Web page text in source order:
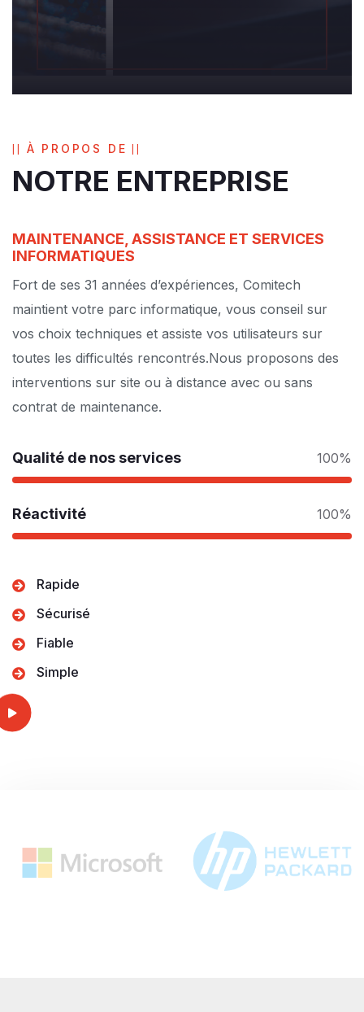
À PROPOS DE
NOTRE ENTREPRISE
MAINTENANCE, ASSISTANCE ET SERVICES
INFORMATIQUES
Fort de ses 31 années d’expériences, Comitech
maintient votre parc informatique, vous conseil sur
vos choix techniques et assiste vos utilisateurs sur
toutes les difficultés rencontrés.Nous proposons des
interventions sur site ou à distance avec ou sans
contrat de maintenance.
Qualité de nos services 100%
Réactivité 100%
Rapide
Sécurisé
Fiable
Simple